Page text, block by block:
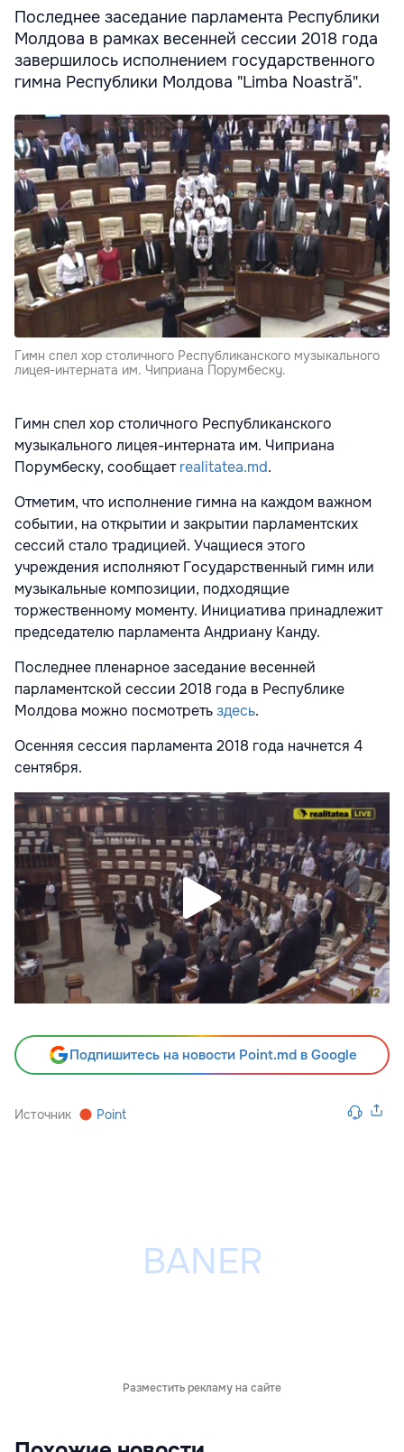
Последнее заседание парламента Республики
Молдова в рамках весенней сессии 2018 года
завершилось исполнением государственного
гимна Республики Молдова "Limba Noastră".
Гимн спел хор столичного Республиканского музыкального
лицея-интерната им. Чиприана Порумбескy.
Гимн спел хор столичного Республиканского
музыкального лицея-интерната им. Чиприана
Порумбеску, сообщаетrealitatea.md.
Отметим, что исполнение гимна на каждом важном
событии, на открытии и закрытии парламентских
сессий стало традицией. Учащиеся этого
учреждения исполняют Государственный гимн или
музыкальные композиции, подходящие
торжественному моменту. Инициатива принадлежит
председателю парламента Андриану Канду.
Последнее пленарное заседание весенней
парламентской сессии 2018 года в Республике
Молдова можно посмотретьздесь.
Осенняя сессия парламента 2018 года начнется 4
сентября.
Подпишитесь на новости Point.md в Google
Источник Point
Разместить рекламу на сайте